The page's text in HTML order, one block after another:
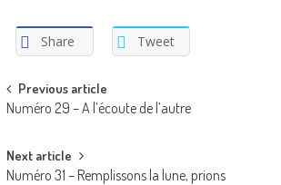
Share Tweet
Post
navigation
Previous article
Numéro 29 – A l’écoute de l’autre
Next article
Numéro 31 – Remplissons la lune, prions